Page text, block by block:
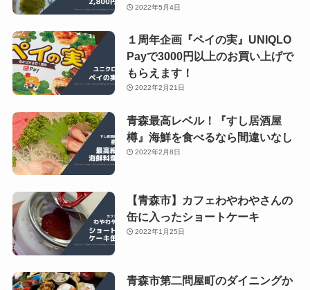
2022年5月4日
１周年企画『ペイの実』UNIQLO
Payで3000円以上のお買い上げで
もらえます！
2022年2月21日
青森最高レベル！『すし居酒屋
樽』海鮮を食べるなら間違いなし
2022年2月8日
【青森市】カフェわやわやさんの
缶に入ったショートケーキ
2022年1月25日
青森市第二問屋町のダイニングか